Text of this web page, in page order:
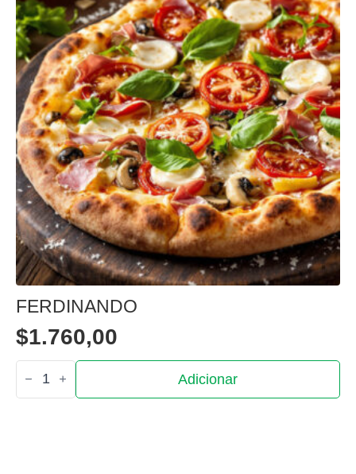
FERDINANDO
$1.760,00
Quantidade
de
Ferdinando
Adicionar